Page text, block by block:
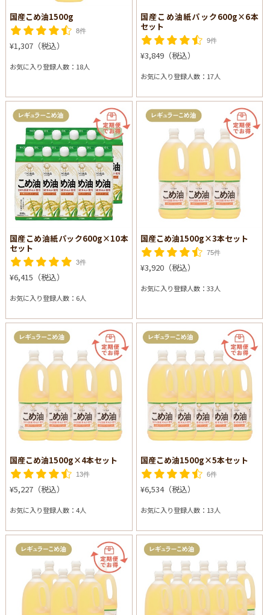
国産こめ油1500g
8件
¥1,307（税込）
お気に入り登録人数：18人
国産こめ油紙パック600g×6本
セット
9件
¥3,849（税込）
お気に入り登録人数：17人
国産こめ油紙パック600g×10本
セット
3件
¥6,415（税込）
お気に入り登録人数：6人
国産こめ油1500g×3本セット
75件
¥3,920（税込）
お気に入り登録人数：33人
国産こめ油1500g×4本セット
13件
¥5,227（税込）
お気に入り登録人数：4人
国産こめ油1500g×5本セット
6件
¥6,534（税込）
お気に入り登録人数：13人